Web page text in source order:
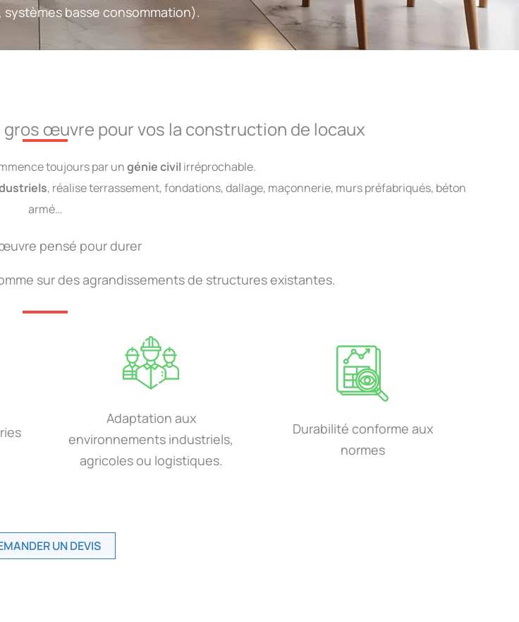
basse consommation).
œuvre pour vos la construction de locaux
toujours par ungénie civilirréprochable.
, réalise terrassement, fondations, dallage, maçonnerie, murs préfabriqués, béton
armé…
pensé pour durer
sur des agrandissements de structures existantes.
Adaptation aux
environnements industriels,
agricoles ou logistiques.
Durabilité conforme aux
normes
UN DEVIS